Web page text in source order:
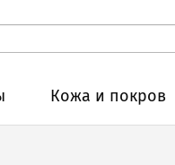
Кожа и покров